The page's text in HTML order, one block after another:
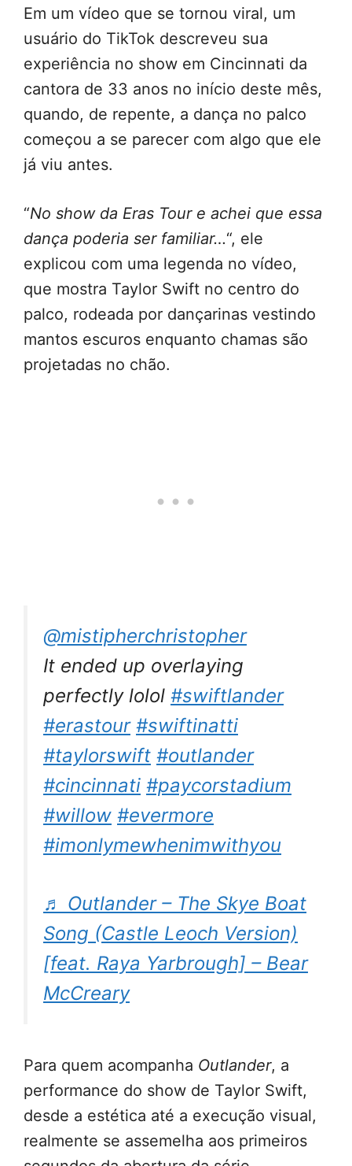
Em um vídeo que se tornou viral, um
usuário do TikTok descreveu sua
experiência no show em Cincinnati da
cantora de 33 anos no início deste mês,
quando, de repente, a dança no palco
começou a se parecer com algo que ele
já viu antes.
“No show da Eras Tour e achei que essa
dança poderia ser familiar…“, ele
explicou com uma legenda no vídeo,
que mostra Taylor Swift no centro do
palco, rodeada por dançarinas vestindo
mantos escuros enquanto chamas são
projetadas no chão.
@mistipherchristopher
It ended up overlaying
perfectly lolol #swiftlander
#erastour #swiftinatti
#taylorswift #outlander
#cincinnati #paycorstadium
#willow #evermore
#imonlymewhenimwithyou
♬ Outlander – The Skye Boat
Song (Castle Leoch Version)
[feat. Raya Yarbrough] – Bear
McCreary
Para quem acompanha Outlander, a
performance do show de Taylor Swift,
desde a estética até a execução visual,
realmente se assemelha aos primeiros